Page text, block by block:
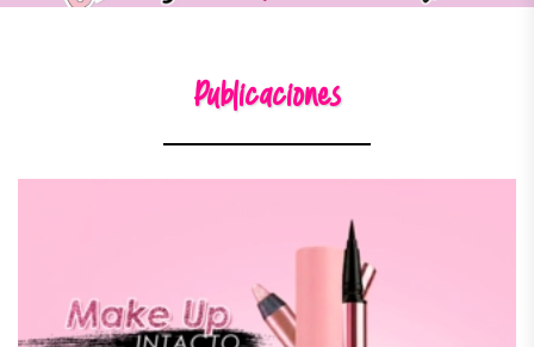
Publicaciones